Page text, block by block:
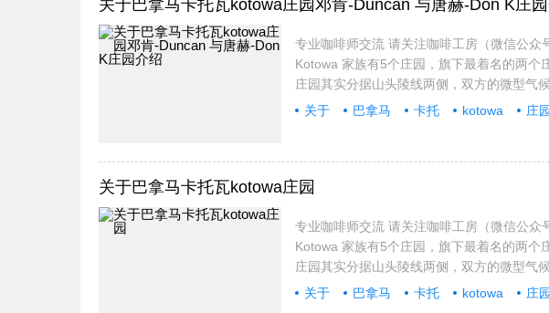
关于巴拿马卡托瓦kotowa庄园邓肯-Duncan 与唐赫-Don K庄
专业咖啡师交流 请关注咖啡工房（微信公
Kotowa 家族有5个庄园，旗下最着名的两
庄园其实分据山头陵线两侧，双方的微型气
关于 巴拿马 卡托 kotowa 庄园
关于巴拿马卡托瓦kotowa庄园
专业咖啡师交流 请关注咖啡工房（微信公
Kotowa 家族有5个庄园，旗下最着名的两
庄园其实分据山头陵线两侧，双方的微型气
关于 巴拿马 卡托 kotowa 庄园